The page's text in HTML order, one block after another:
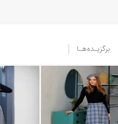
برگزیـده‌هـا